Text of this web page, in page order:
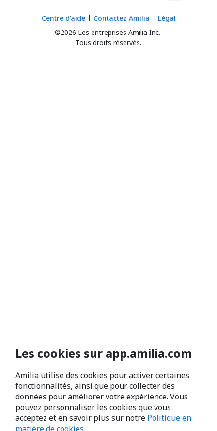
©2026 Les entreprises Amilia Inc.
Tous droits réservés.
Centre d'aide Contactez Amilia Légal
Les cookies sur app.amilia.com
Amilia utilise des cookies pour activer certaines
fonctionnalités, ainsi que pour collecter des
données pour améliorer votre expérience. Vous
pouvez personnaliser les cookies que vous
acceptez et en savoir plus sur notre Politique en
matière de cookies.